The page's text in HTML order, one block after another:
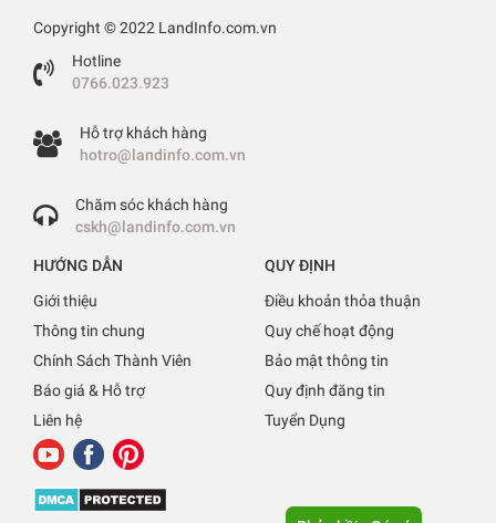
Copyright © 2022 LandInfo.com.vn
Hotline
0766.023.923
Hỗ trợ khách hàng
hotro@landinfo.com.vn
Chăm sóc khách hàng
cskh@landinfo.com.vn
HƯỚNG DẪN
Giới thiệu
Thông tin chung
Chính Sách Thành Viên
Báo giá & Hỗ trợ
Liên hệ
QUY ĐỊNH
Điều khoản thỏa thuận
Quy chế hoạt động
Bảo mật thông tin
Quy định đăng tin
Tuyển Dụng